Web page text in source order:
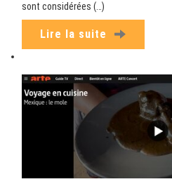
sont considérées (…)
Lire la suite